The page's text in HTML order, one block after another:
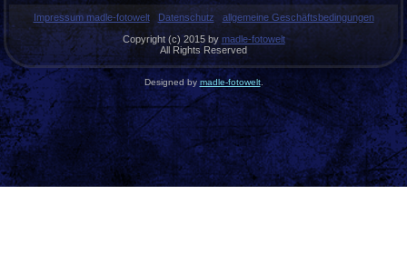
Impressum madle-fotowelt Datenschutz
allgemeine Geschäftsbedingungen
Copyright (c) 2015 by madle-fotowelt
All Rights Reserved
Designed bymadle-fotowelt.